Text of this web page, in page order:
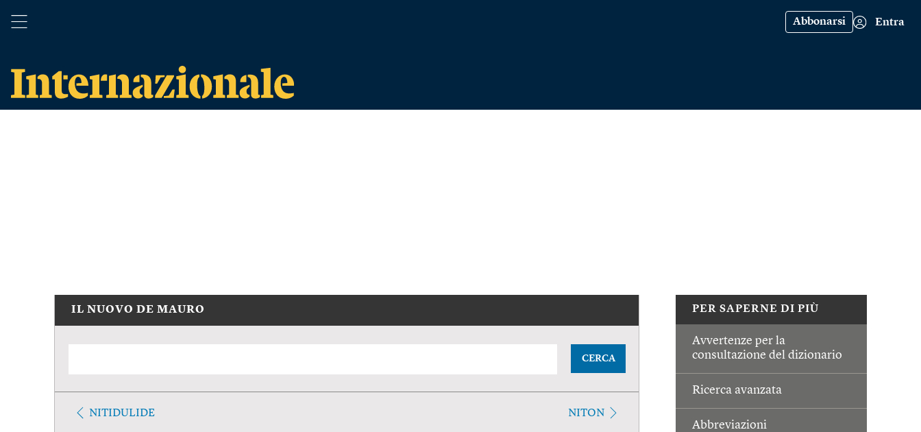
Abbonarsi Entra
PER SAPERNE DI PIÙ
Avvertenze per la
consultazione del dizionario
Ricerca avanzata
Abbreviazioni
IL NUOVO DE MAURO
CERCA
NITIDULIDE NITON